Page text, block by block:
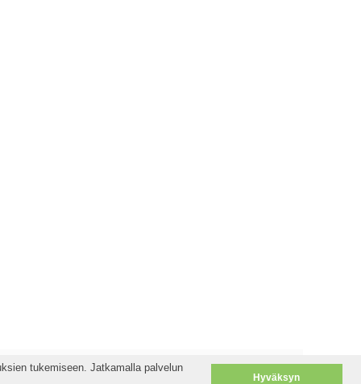
tukemiseen. Jatkamalla palvelun
Hyväksyn
tukemiseen. Jatkamalla palvelun
Hyväksyn